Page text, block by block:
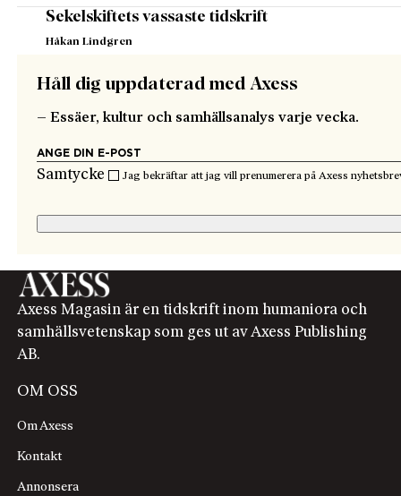
Sekelskiftets vassaste tidskrift
Håkan Lindgren
Håll dig uppdaterad med Axess
– Essäer, kultur och samhällsanalys varje vecka.
Samtycke Jag bekräftar att jag vill prenumerera på Axess
Axess Magasin är en tidskrift inom humaniora och
samhällsvetenskap som ges ut av Axess Publishing
AB.
OM OSS
Om Axess
Kontakt
Annonsera